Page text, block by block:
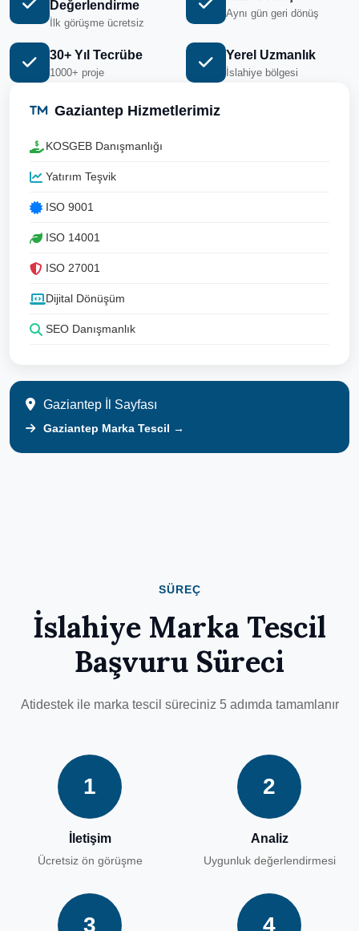
Değerlendirme
İlk görüşme ücretsiz
Aynı gün geri dönüş
30+ Yıl Tecrübe
1000+ proje
Yerel Uzmanlık
İslahiye bölgesi
Gaziantep Hizmetlerimiz
KOSGEB Danışmanlığı
Yatırım Teşvik
ISO 9001
ISO 14001
ISO 27001
Dijital Dönüşüm
SEO Danışmanlık
Gaziantep İl Sayfası
Gaziantep Marka Tescil →
SÜREÇ
İslahiye Marka Tescil
Başvuru Süreci
Atidestek ile marka tescil süreciniz 5 adımda tamamlanır
1
İletişim
Ücretsiz ön görüşme
2
Analiz
Uygunluk değerlendirmesi
3 4